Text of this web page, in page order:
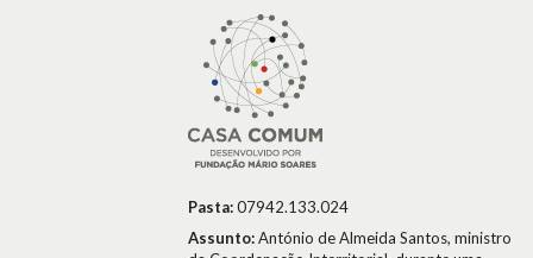
Pasta:07942.133.024
Assunto:António de Almeida Santos, ministro